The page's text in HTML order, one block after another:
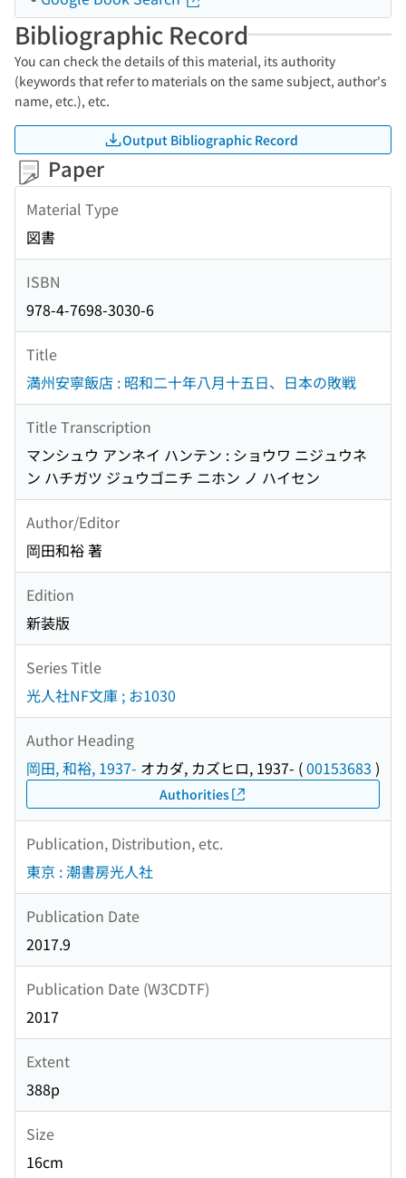
Bibliographic Record
You can check the details of this material, its authority
(keywords that refer to materials on the same subject, author's
name, etc.), etc.
Output Bibliographic Record
Paper
Material Type
図書
ISBN
978-4-7698-3030-6
Title
満州安寧飯店 : 昭和二十年八月十五日、日本の敗戦
Title Transcription
マンシュウ アンネイ ハンテン : ショウワ ニジュウネ
ン ハチガツ ジュウゴニチ ニホン ノ ハイセン
Author/Editor
岡田和裕 著
Edition
新装版
Series Title
光人社NF文庫 ; お1030
Author Heading
岡田, 和裕, 1937- オカダ, カズヒロ, 1937- (00153683 )
Authorities
Publication, Distribution, etc.
東京 : 潮書房光人社
Publication Date
2017.9
Publication Date (W3CDTF)
2017
Extent
388p
Size
16cm